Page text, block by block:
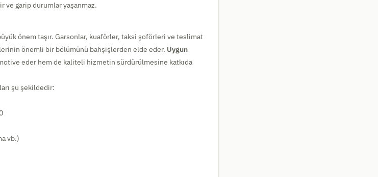
ve garip durumlar yaşanmaz.
önem taşır. Garsonlar, kuaförler, taksi şoförleri ve teslimat
önemli bir bölümünü bahşişlerden elde eder. Uygun
eder hem de kaliteli hizmetin sürdürülmesine katkıda
şu şekildedir:
vb.)